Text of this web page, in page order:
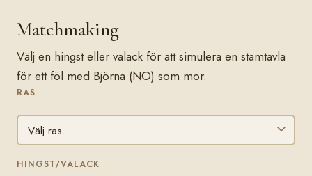
Matchmaking
Välj en hingst eller valack för att simulera en stamtavla
för ett föl med Björna (NO) som mor.
RAS
HINGST/VALACK